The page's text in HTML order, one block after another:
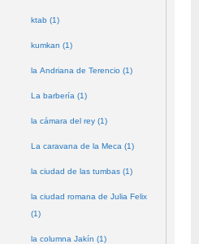
ktab (1)
kumkan (1)
la Andriana de Terencio (1)
La barbería (1)
la cámara del rey (1)
La caravana de la Meca (1)
la ciudad de las tumbas (1)
la ciudad romana de Julia Felix
(1)
la columna Jakín (1)